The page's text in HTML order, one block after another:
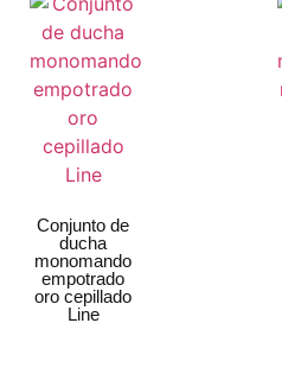
Conjunto de
ducha
monomando
empotrado
oro cepillado
Line